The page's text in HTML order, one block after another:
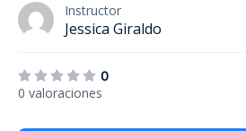
Instructor
Jessica Giraldo
0
0 valoraciones